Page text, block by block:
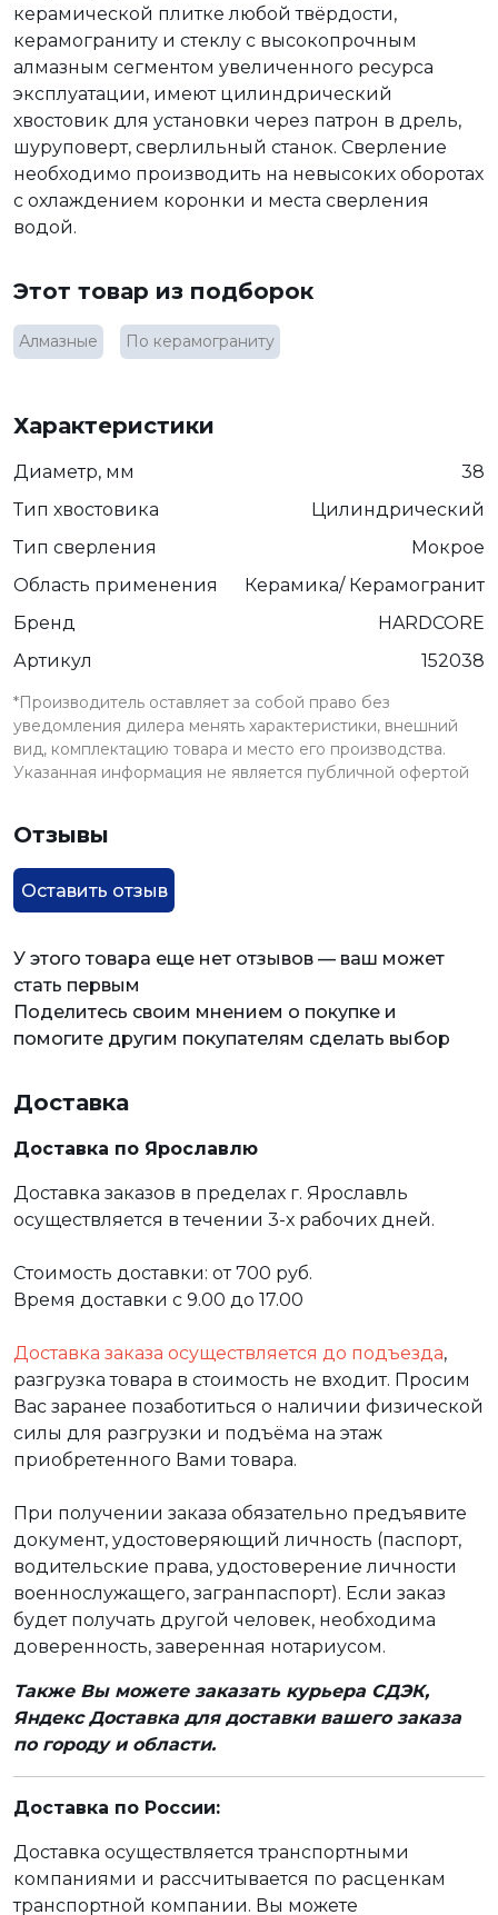
керамической плитке любой твёрдости,
керамограниту и стеклу с высокопрочным
алмазным сегментом увеличенного ресурса
эксплуатации, имеют цилиндрический
хвостовик для установки через патрон в дрель,
шуруповерт, сверлильный станок. Сверление
необходимо производить на невысоких оборотах
с охлаждением коронки и места сверления
водой.
Этот товар из подборок
Алмазные По керамограниту
Характеристики
Диаметр, мм
38
Тип хвостовика
Цилиндрический
Тип сверления
Мокрое
Область применения
Керамика/ Керамогранит
Бренд
HARDCORE
Артикул
152038
*Производитель оставляет за собой право без
уведомления дилера менять характеристики, внешний
вид, комплектацию товара и место его производства.
Указанная информация не является публичной офертой
Отзывы
Оставить отзыв
У этого товара еще нет отзывов — ваш может
стать первым
Поделитесь своим мнением о покупке и
помогите другим покупателям сделать выбор
Доставка
Доставка по Ярославлю
Доставка заказов в пределах г. Ярославль
осуществляется в течении 3-х рабочих дней.
Стоимость доставки: от 700 руб.
Время доставки с 9.00 до 17.00
Доставка заказа осуществляется до подъезда,
разгрузка товара в стоимость не входит. Просим
Вас заранее позаботиться о наличии физической
силы для разгрузки и подъёма на этаж
приобретенного Вами товара.
При получении заказа обязательно предъявите
документ, удостоверяющий личность (паспорт,
водительские права, удостоверение личности
военнослужащего, загранпаспорт). Если заказ
будет получать другой человек, необходима
доверенность, заверенная нотариусом.
Также Вы можете заказать курьера СДЭК,
Яндекс Доставка для доставки вашего заказа
по городу и области.
Доставка по России:
Доставка осуществляется транспортными
компаниями и рассчитывается по расценкам
транспортной компании. Вы можете